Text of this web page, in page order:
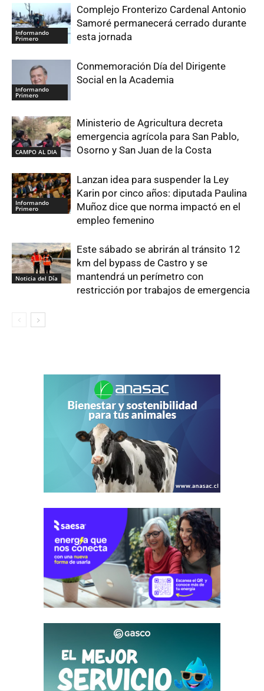
Informando
Primero
Complejo Fronterizo Cardenal Antonio
Samoré permanecerá cerrado durante
esta jornada
Informando
Primero
Conmemoración Día del Dirigente
Social en la Academia
CAMPO AL DIA
Ministerio de Agricultura decreta
emergencia agrícola para San Pablo,
Osorno y San Juan de la Costa
Informando
Primero
Lanzan idea para suspender la Ley
Karin por cinco años: diputada Paulina
Muñoz dice que norma impactó en el
empleo femenino
Noticia del Día
Este sábado se abrirán al tránsito 12
km del bypass de Castro y se
mantendrá un perímetro con
restricción por trabajos de emergencia